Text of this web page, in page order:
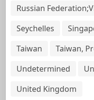
Russian
Seychelles
Taiwan
Taiwan,
Undetermined
United Kingdom